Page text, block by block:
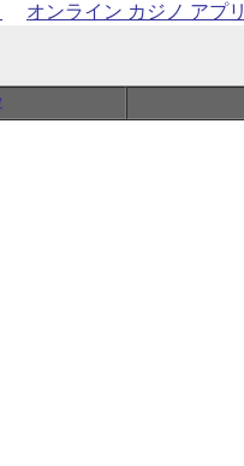
オンライン カジノ アプリ